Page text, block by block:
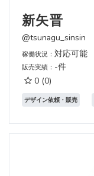
新矢晋
@tsunagu_sinsin
稼働状況： 対応可能
販売実績： -件
0 (0)
デザイン依頼・販売